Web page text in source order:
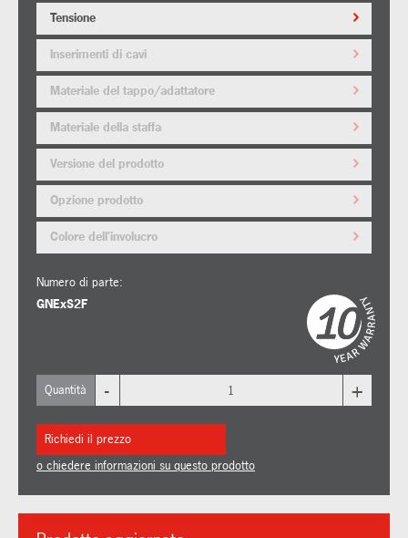
Tensione
Inserimenti di cavi
Materiale del tappo/adattatore
Materiale della staffa
Versione del prodotto
Opzione prodotto
Colore dell'involucro
Numero di parte:
GNExS2F
Quantità - +
Richiedi il prezzo
o chiedere informazioni su questo prodotto